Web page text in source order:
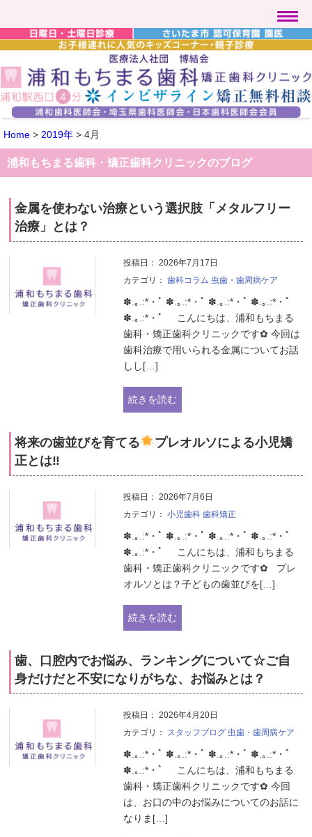
Home > 2019年 > 4月
浦和もちまる歯科・矯正歯科クリニックのブログ
金属を使わない治療という選択肢「メタルフリー
治療」とは？
投稿日： 2026年7月17日
カテゴリ： 歯科コラム 虫歯・歯周病ケア
✽.｡.:*・ﾟ ✽.｡.:*・ﾟ ✽.｡.:*・ﾟ ✽.｡.:*・ﾟ
✽.｡.:*・ﾟ こんにちは、浦和もちまる
歯科・矯正歯科クリニックです✿ 今回は
歯科治療で用いられる金属についてお話
しし[…]
続きを読む
将来の歯並びを育てる
プレオルソによる小児矯
正とは‼
投稿日： 2026年7月6日
カテゴリ： 小児歯科 歯科矯正
✽.｡.:*・ﾟ ✽.｡.:*・ﾟ ✽.｡.:*・ﾟ ✽.｡.:*・ﾟ
✽.｡.:*・ﾟ こんにちは、浦和もちまる
歯科・矯正歯科クリニックです✿ プレ
オルソとは？子どもの歯並びを[…]
続きを読む
歯、口腔内でお悩み、ランキングについて☆ご自
身だけだと不安になりがちな、お悩みとは？
投稿日： 2026年4月20日
カテゴリ：
スタッフブログ 虫歯・歯周病ケア
✽.｡.:*・ﾟ ✽.｡.:*・ﾟ ✽.｡.:*・ﾟ ✽.｡.:*・ﾟ
✽.｡.:*・ﾟ こんにちは、浦和もちまる
歯科・矯正歯科クリニックです✿ 今回
は、お口の中のお悩みについてのお話に
なりま[…]